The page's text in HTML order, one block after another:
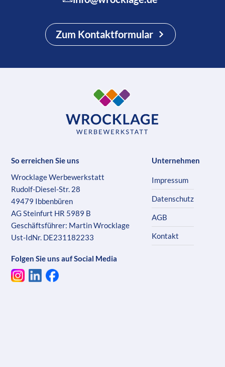
Zum Kontaktformular
So erreichen Sie uns
Wrocklage Werbewerkstatt
Rudolf-Diesel-Str. 28
49479 Ibbenbüren
AG Steinfurt HR 5989 B
Geschäftsführer: Martin Wrocklage
Ust-IdNr. DE231182233
Folgen Sie uns auf Social Media
Unternehmen
Impressum
Datenschutz
AGB
Kontakt